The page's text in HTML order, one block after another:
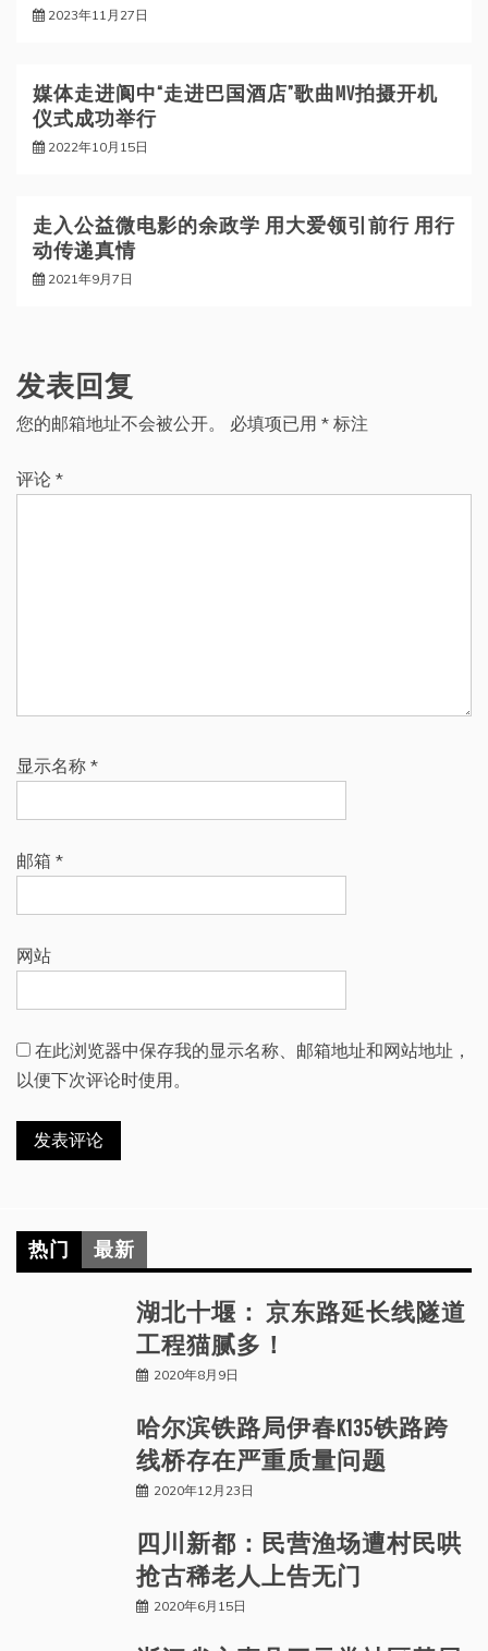
2023年11月27日
媒体走进阆中“走进巴国酒店”歌曲MV拍摄开机
仪式成功举行
2022年10月15日
走入公益微电影的余政学 用大爱领引前行 用行
动传递真情
2021年9月7日
发表回复
您的邮箱地址不会被公开。 必填项已用 * 标注
评论 *
显示名称 *
邮箱 *
网站
在此浏览器中保存我的显示名称、邮箱地址和网站地址，
以便下次评论时使用。
热门 最新
湖北十堰： 京东路延长线隧道
工程猫腻多！
2020年8月9日
哈尔滨铁路局伊春K135铁路跨
线桥存在严重质量问题
2020年12月23日
四川新都：民营渔场遭村民哄
抢古稀老人上告无门
2020年6月15日